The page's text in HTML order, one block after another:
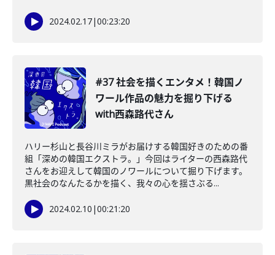
2024.02.17|00:23:20
#37 社会を描くエンタメ！韓国ノ
ワール作品の魅力を掘り下げる
with西森路代さん
ハリー杉山と長谷川ミラがお届けする韓国好きのための番
組「深めの韓国エクストラ。」今回はライターの西森路代
さんをお迎えして韓国のノワールについて掘り下げます。
黒社会のなんたるかを描く、我々の心を揺さぶる...
2024.02.10 |00:21:20